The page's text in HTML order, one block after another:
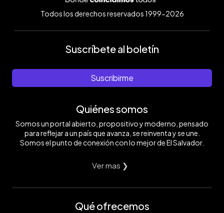
Todos los derechos reservados 1999-2026
Suscríbete al boletín
Suscribirme
Quiénes somos
Somos un portal abierto, propositivo y moderno, pensado
para reflejar a un país que avanza, se reinventa y se une.
Somos el punto de conexión con lo mejor de El Salvador.
Ver mas ❯
Qué ofrecemos